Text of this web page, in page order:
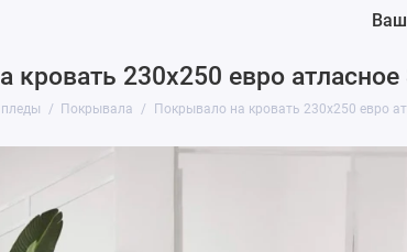
кровать 230х250 евро
Покрывала Покрывало на кровать 230х250 евро